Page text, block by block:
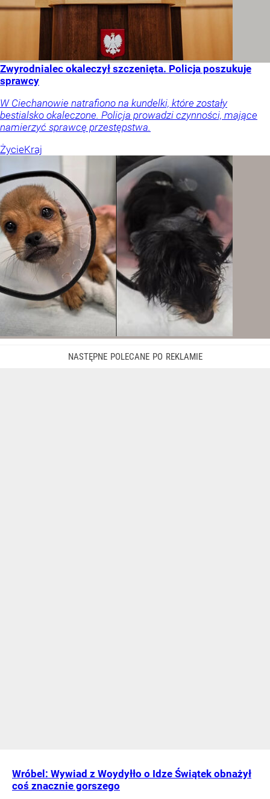
Zwyrodnialec okaleczył szczenięta. Policja poszukuje
sprawcy
W Ciechanowie natrafiono na kundelki, które zostały
bestialsko okaleczone. Policja prowadzi czynności, mające
namierzyć sprawcę przestępstwa.
ŻycieKraj
Wróbel: Wywiad z Woydyłło o Idze Świątek obnażył
coś znacznie gorszego